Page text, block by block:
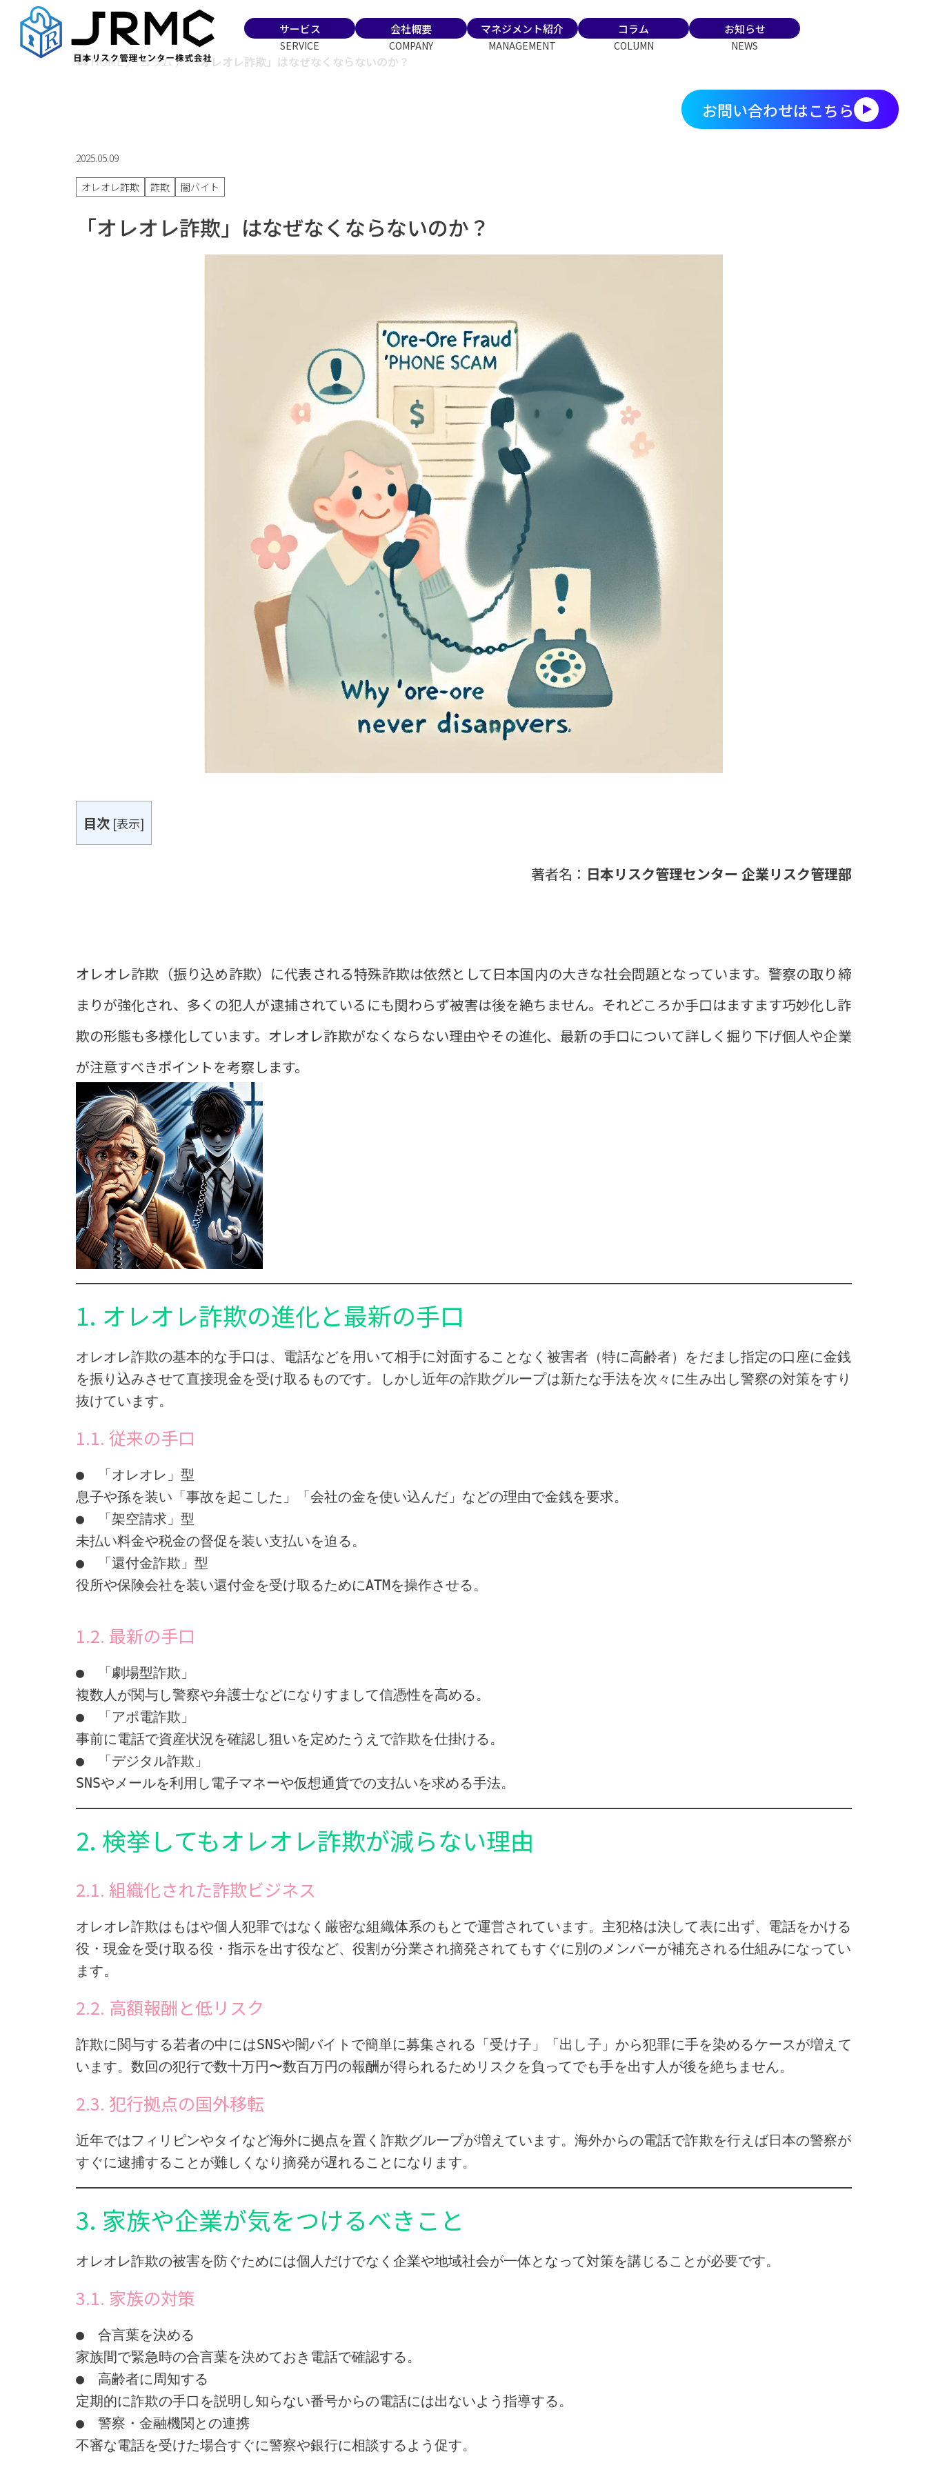
サービス
SERVICE
会社概要
COMPANY
マネジメント紹介
MANAGEMENT
コラム
COLUMN
お知らせ
NEWS
お問い合わせはこちら
HOME〉コラム〉「オレオレ詐欺」はなぜなくならないのか？
2025.05.09
オレオレ詐欺 詐欺 闇バイト
「オレオレ詐欺」はなぜなくならないのか？
目次 [表示]
著者名： 日本リスク管理センター 企業リスク管理部
オレオレ詐欺（振り込め詐欺）に代表される特殊詐欺は依然として日本国内の大きな社会問題となっています。警察の取り締
まりが強化され、多くの犯人が逮捕されているにも関わらず被害は後を絶ちません。それどころか手口はますます巧妙化し詐
欺の形態も多様化しています。オレオレ詐欺がなくならない理由やその進化、最新の手口について詳しく掘り下げ個人や企業
が注意すべきポイントを考察します。
1. オレオレ詐欺の進化と最新の手口
オレオレ詐欺の基本的な手口は、電話などを用いて相手に対面することなく被害者（特に高齢者）をだまし指定の口座に金銭
を振り込みさせて直接現金を受け取るものです。しかし近年の詐欺グループは新たな手法を次々に生み出し警察の対策をすり
抜けています。
1.1. 従来の手口
●　「オレオレ」型
息子や孫を装い「事故を起こした」「会社の金を使い込んだ」などの理由で金銭を要求。
●　「架空請求」型
未払い料金や税金の督促を装い支払いを迫る。
●　「還付金詐欺」型
役所や保険会社を装い還付金を受け取るためにATMを操作させる。
1.2. 最新の手口
●　「劇場型詐欺」
複数人が関与し警察や弁護士などになりすまして信憑性を高める。
●　「アポ電詐欺」
事前に電話で資産状況を確認し狙いを定めたうえで詐欺を仕掛ける。
●　「デジタル詐欺」
SNSやメールを利用し電子マネーや仮想通貨での支払いを求める手法。
2. 検挙してもオレオレ詐欺が減らない理由
2.1. 組織化された詐欺ビジネス
オレオレ詐欺はもはや個人犯罪ではなく厳密な組織体系のもとで運営されています。主犯格は決して表に出ず、電話をかける
役・現金を受け取る役・指示を出す役など、役割が分業され摘発されてもすぐに別のメンバーが補充される仕組みになってい
ます。
2.2. 高額報酬と低リスク
詐欺に関与する若者の中にはSNSや闇バイトで簡単に募集される「受け子」「出し子」から犯罪に手を染めるケースが増えて
います。数回の犯行で数十万円〜数百万円の報酬が得られるためリスクを負ってでも手を出す人が後を絶ちません。
2.3. 犯行拠点の国外移転
近年ではフィリピンやタイなど海外に拠点を置く詐欺グループが増えています。海外からの電話で詐欺を行えば日本の警察が
すぐに逮捕することが難しくなり摘発が遅れることになります。
3. 家族や企業が気をつけるべきこと
オレオレ詐欺の被害を防ぐためには個人だけでなく企業や地域社会が一体となって対策を講じることが必要です。
3.1. 家族の対策
●　合言葉を決める
家族間で緊急時の合言葉を決めておき電話で確認する。
●　高齢者に周知する
定期的に詐欺の手口を説明し知らない番号からの電話には出ないよう指導する。
●　警察・金融機関との連携
不審な電話を受けた場合すぐに警察や銀行に相談するよう促す。